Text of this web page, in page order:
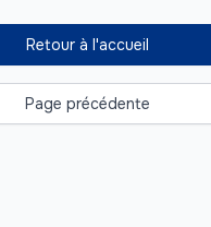
Retour à l'accueil
Page précédente